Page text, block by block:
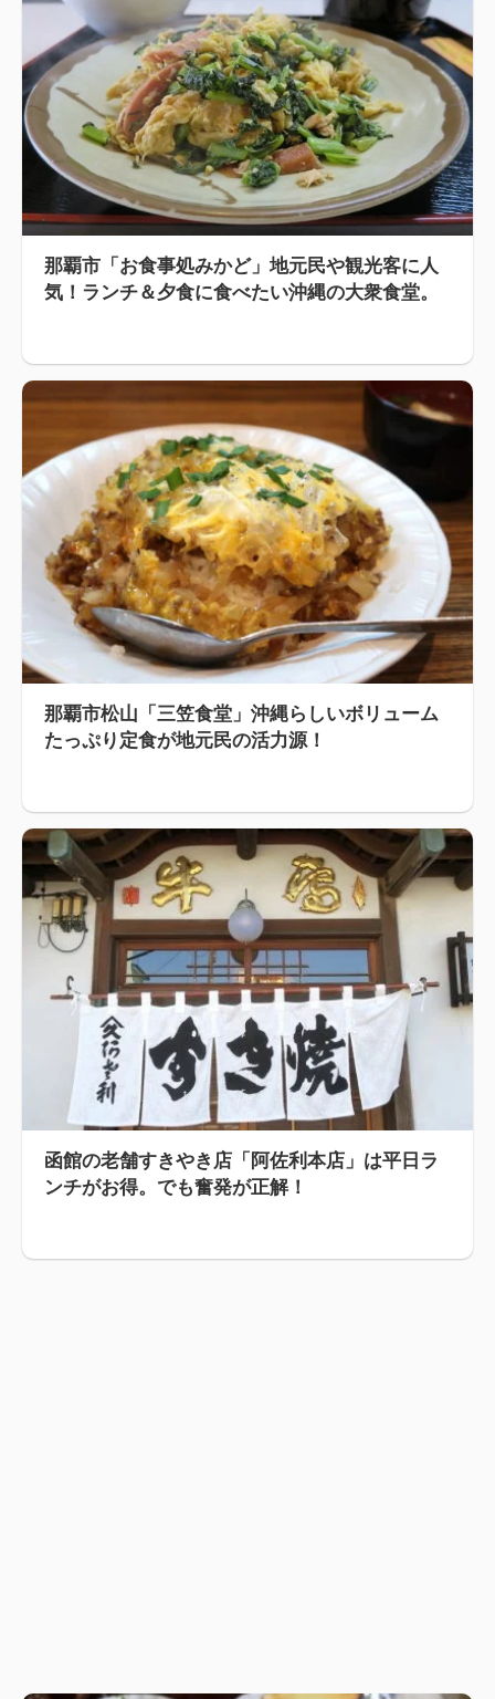
那覇市「お食事処みかど」地元民や観光客に人
気！ランチ＆夕食に食べたい沖縄の大衆食堂。
那覇市松山「三笠食堂」沖縄らしいボリューム
たっぷり定食が地元民の活力源！
函館の老舗すきやき店「阿佐利本店」は平日ラ
ンチがお得。でも奮発が正解！